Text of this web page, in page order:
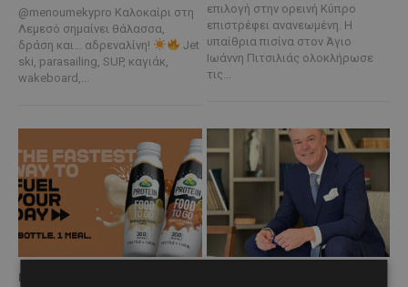
@menoumekypro Καλοκαίρι στη
Λεμεσό σημαίνει θάλασσα,
δράση και… αδρεναλίνη!
Jet
ski, parasailing, SUP, καγιάκ,
wakeboard,...
επιλογή στην ορεινή Κύπρο
επιστρέφει ανανεωμένη. Η
υπαίθρια πισίνα στον Άγιο
Ιωάννη Πιτσιλιάς ολοκλήρωσε
τις...
ΜΈΝΟΥΜΕ ΕΝΗΜΕΡΩΜΈΝΟΙ